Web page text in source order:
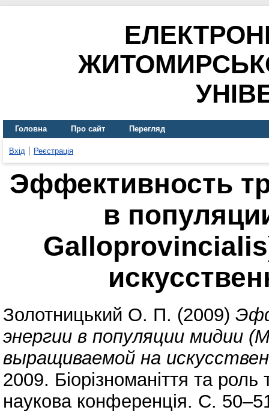
Головна Про сайт Перегляд
Вхід Реєстрація
Эффективность
в
Золотницький О. П. (2009)
энергии в популяции мидии
выращиваемой на
2009. Біорізноманіття та
наукова конференція. С.